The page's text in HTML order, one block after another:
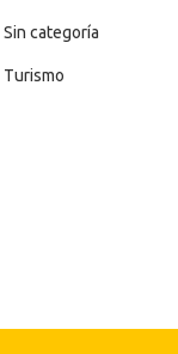
Sin categoría
Turismo